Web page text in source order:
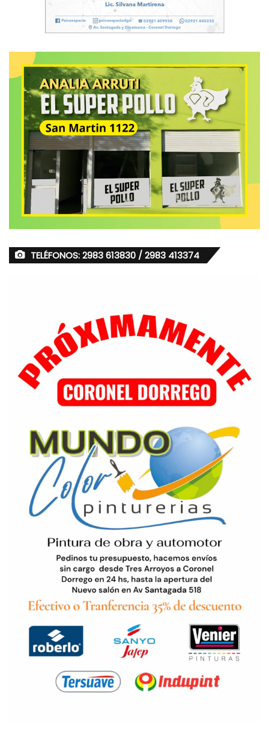
TELÉFONOS: 2983 613830 / 2983 413374